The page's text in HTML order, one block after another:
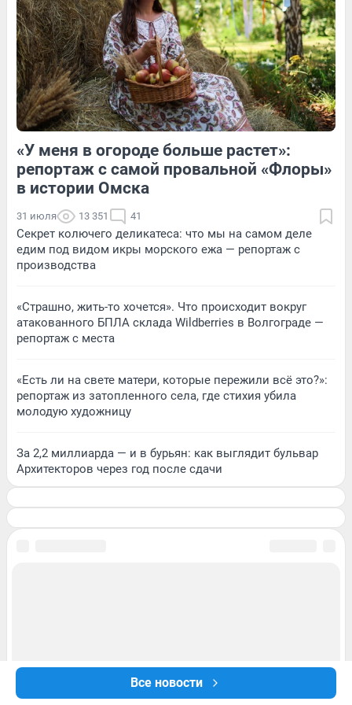
Все новости
3 Обсудить 9 Обсудить
1 Обсудить 5 Обсудить
«У меня в огороде больше растет»:
репортаж с самой провальной «Флоры»
в истории Омска
31 июля 13 351 41
Секрет колючего деликатеса: что мы на самом деле
едим под видом икры морского ежа — репортаж с
производства
«Страшно, жить-то хочется». Что происходит вокруг
атакованного БПЛА склада Wildberries в Волгограде —
репортаж с места
«Есть ли на свете матери, которые пережили всё это?»:
репортаж из затопленного села, где стихия убила
молодую художницу
За 2,2 миллиарда — и в бурьян: как выглядит бульвар
Архитекторов через год после сдачи